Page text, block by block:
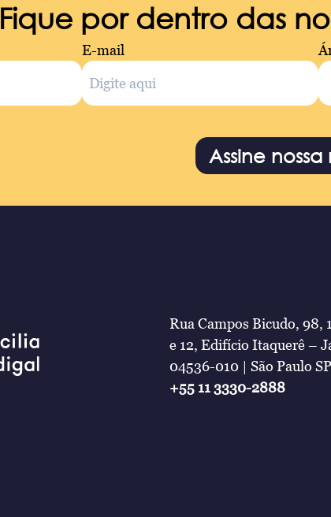
Fique por dentro das
E-mail
Assine
Rua Campos Bicudo, 98,
e 12, Edifício Itaquerê –
04536-010 | São Paulo SP
+55 11 3330-2888